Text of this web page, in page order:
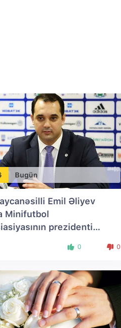
Bugün
Emil Əliyev
Minifutbol
prezidenti
0 0